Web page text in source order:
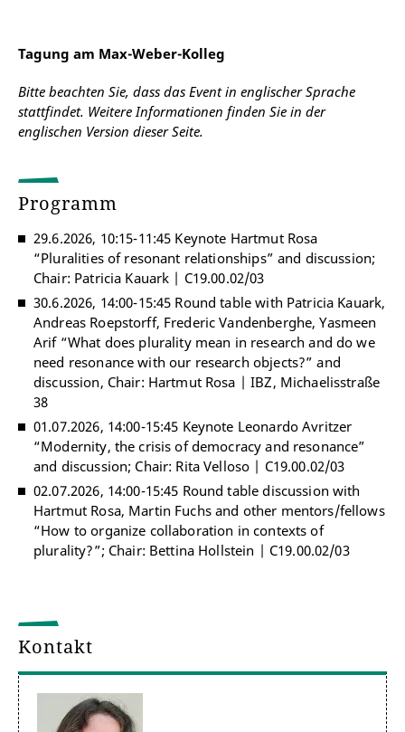
Tagung am Max-Weber-Kolleg
Bitte beachten Sie, dass das Event in englischer Sprache
stattfindet. Weitere Informationen finden Sie in der
englischen Version dieser Seite.
Programm
29.6.2026, 10:15-11:45 Keynote Hartmut Rosa
“Pluralities of resonant relationships” and discussion;
Chair: Patricia Kauark | C19.00.02/03
30.6.2026, 14:00-15:45 Round table with Patricia Kauark,
Andreas Roepstorff, Frederic Vandenberghe, Yasmeen
Arif “What does plurality mean in research and do we
need resonance with our research objects?” and
discussion, Chair: Hartmut Rosa | IBZ, Michaelisstraße
38
01.07.2026, 14:00-15:45 Keynote Leonardo Avritzer
“Modernity, the crisis of democracy and resonance”
and discussion; Chair: Rita Velloso | C19.00.02/03
02.07.2026, 14:00-15:45 Round table discussion with
Hartmut Rosa, Martin Fuchs and other mentors/fellows
“How to organize collaboration in contexts of
plurality?”; Chair: Bettina Hollstein | C19.00.02/03
Kontakt